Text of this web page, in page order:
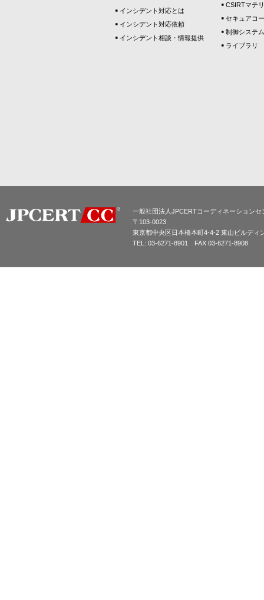
インシデント対応とは
インシデント対応依頼
インシデント相談・情報提供
CSIRTマテ
セキュアコ
制御システ
ライブラリ
一般社団法人JPCERTコーディネーションセ
〒103-0023
東京都中央区日本橋本町4-4-2 東山ビルディ
TEL: 03-6271-8901 FAX 03-6271-8908